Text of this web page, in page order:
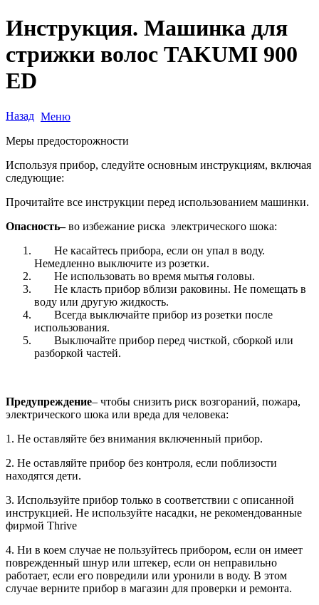
Инструкция. Машинка для
стрижки волос TAKUMI 900
ED
Назад Меню
Меры предосторожности
Используя прибор, следуйте основным инструкциям, включая
следующие:
Прочитайте все инструкции перед использованием машинки.
Опасность–во избежание риска электрического шока:
Не касайтесь прибора, если он упал в воду.
Немедленно выключите из розетки.
Не использовать во время мытья головы.
Не класть прибор вблизи раковины. Не помещать в
воду или другую жидкость.
Всегда выключайте прибор из розетки после
использования.
Выключайте прибор перед чисткой, сборкой или
разборкой частей.
Предупреждение– чтобы снизить риск возгораний, пожара,
электрического шока или вреда для человека:
1. Не оставляйте без внимания включенный прибор.
2. Не оставляйте прибор без контроля, если поблизости
находятся дети.
3. Используйте прибор только в соответствии с описанной
инструкцией. Не используйте насадки, не рекомендованные
фирмой Thrive
4. Ни в коем случае не пользуйтесь прибором, если он имеет
поврежденный шнур или штекер, если он неправильно
работает, если его повредили или уронили в воду. В этом
случае верните прибор в магазин для проверки и ремонта.